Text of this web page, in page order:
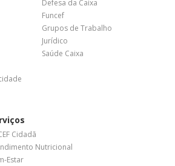
Defesa da Caixa
Funcef
Grupos de Trabalho
Jurídico
Saúde Caixa
Cidadã
Nutricional
Estar